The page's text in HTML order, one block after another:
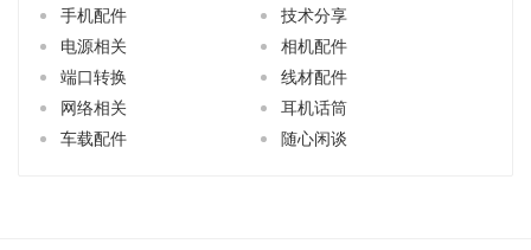
手机配件
技术分享
电源相关
相机配件
端口转换
线材配件
网络相关
耳机话筒
车载配件
随心闲谈